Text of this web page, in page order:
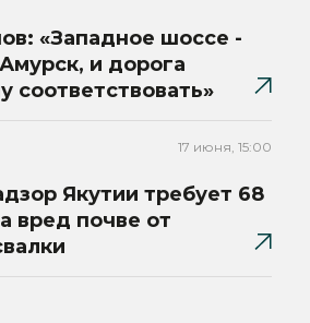
«Западное шоссе -
и дорога
соответствовать»
17 июня, 15:00
Якутии требует 68
вред почве от